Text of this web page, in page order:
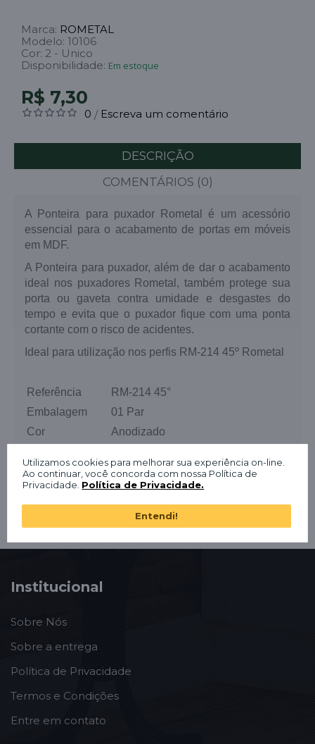
Marca: ROMETAL
Modelo: 10106
Cor: 2 - Unico
Disponibilidade: Em estoque
R$ 7,30
0 / Escreva um comentário
DESCRIÇÃO
COMENTÁRIOS (0)
A Ponteira para puxador Rometal é um acessório
essencial para o acabamento de portas em móveis
em MDF.
A Ponteira para puxador, além de dar o acabamento
ideal nos puxadores Rometal, também protege sua
porta ou gaveta contra umidade e desgastes do
tempo e evita que o puxador fique com uma ponta
cortante com o risco de acidentes.
Ideal para utilização nos perfis RM-214 45º Rometal
Referência
RM-214 45°
Embalagem
01 Par
Cor
Anodizado
Utilizamos cookies para melhorar sua experiência on-line.
Ao continuar, você concorda com nossa Política de
Privacidade. Política de Privacidade.
Entendi!
Institucional
Sobre Nós
Sobre a entrega
Política de Privacidade
Termos e Condições
Entre em contato